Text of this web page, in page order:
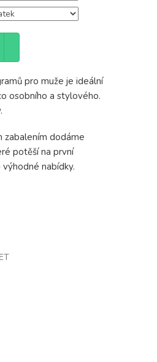
pro muže je ideální
osobního a stylového.
zabalením dodáme
potěší na první
nabídky.